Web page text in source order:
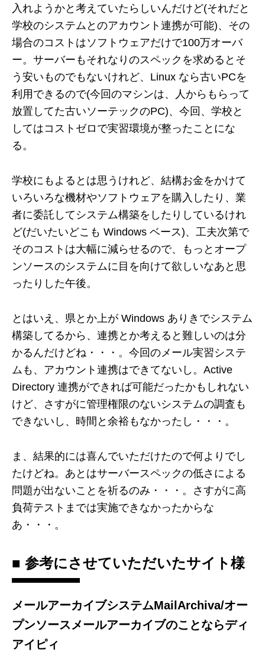
入れようかと考えていたらしいんだけど(それだと
学校のシステムとのアカウント連携が可能)、その
場合のコストはソフトウェアだけで100万オーバ
ー。サーバーもそれなりのスペックを求めるとそ
う安いものでもないけれど、Linux なら古いPCを
利用できるので(今回のマシンは、人からもらって
放置してた古いソーテックのPC)、今回、学校と
してはコストゼロで実習環境が整ったことにな
る。
学校にもよるとは思うけれど、結構お金をかけて
いろいろな機材やソフトウェアを購入したり、業
者に委託してシステム構築をしたりしているけれ
ど(だいたいどこも Windows ベース)、工夫次第で
そのコストは大幅に減らせるので、もっとオープ
ンソースのシステムに目を向けて欲しいなあと思
ったりした午後。
とはいえ、県とか上が Windows ありきでシステム
構築してるから、連携とか考えると難しいのは分
かるんだけどね・・・。今回のメール実習システ
ムも、アカウント連携はできてないし。Active
Directory 連携ができれば可能だったかもしれない
けど、さすがに管理権限のないシステムの調査も
できないし、時間と余裕もなかったし・・・。
ま、結果的には喜んでいただけたので何よりでし
たけどね。あとはサーバースペックの低さによる
問題が出ないことを祈るのみ・・・。さすがに高
負荷テストまでは実施できなかったからな
あ・・・。
■ 参考にさせていただいたサイト様
メールアーカイブシステムMailArchiva/オー
プンソースメールアーカイブのことならディ
アイピィ